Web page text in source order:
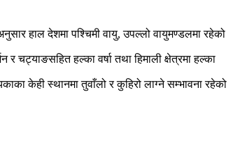
हाल देशमा पश्चिमी वायु, उपल्लो वायुमण्डलमा रहेको
चट्याङसहित हल्का वर्षा तथा हिमाली क्षेत्रमा हल्का
केही स्थानमा तुवाँलो र कुहिरो लाग्ने सम्भावना रहेको